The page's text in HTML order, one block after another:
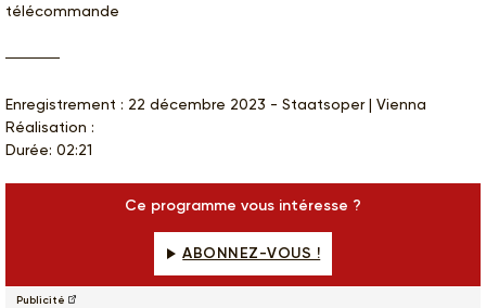
télécommande
Enregistrement : 22 décembre 2023 - Staatsoper | Vienna
Réalisation :
Durée: 02:21
Ce programme vous intéresse ?
ABONNEZ-VOUS !
Publicité